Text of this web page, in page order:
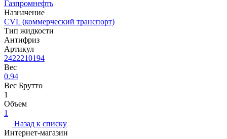
Газпромнефть
Назначение
CVL (коммерческий транспорт)
Тип жидкости
Антифриз
Артикул
2422210194
Вес
0.94
Вес Брутто
1
Объем
1
Назад к списку
Интернет-магазин